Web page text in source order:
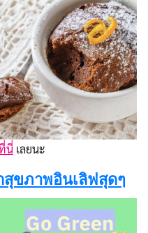
นี่เลยนะ
ขภาพอินเลิฟสุดๆ